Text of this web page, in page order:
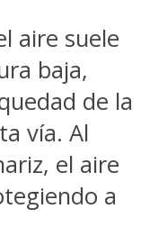
aire suele
baja,
de la
vía. Al
el aire
a